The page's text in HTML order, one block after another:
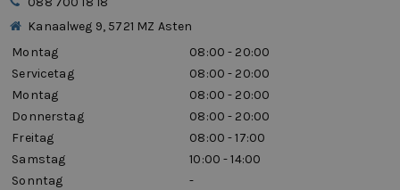
Kanaalweg 9, 5721 MZ Asten
Montag
08:00 - 20:00
Servicetag
08:00 - 20:00
Montag
08:00 - 20:00
Donnerstag
08:00 - 20:00
Freitag
08:00 - 17:00
Samstag
10:00 - 14:00
Sonntag
-